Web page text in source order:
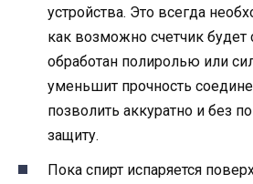
устройства. Это всегда
как возможно счетчик будет
обработан полиролью или
уменьшит прочность
позволить аккуратно и без
защиту.
Пока спирт испаряется